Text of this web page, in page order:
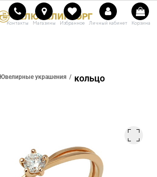
Контакты Магазины Избранное Личный кабинет Корзина
Ювелирные украшения кольцо